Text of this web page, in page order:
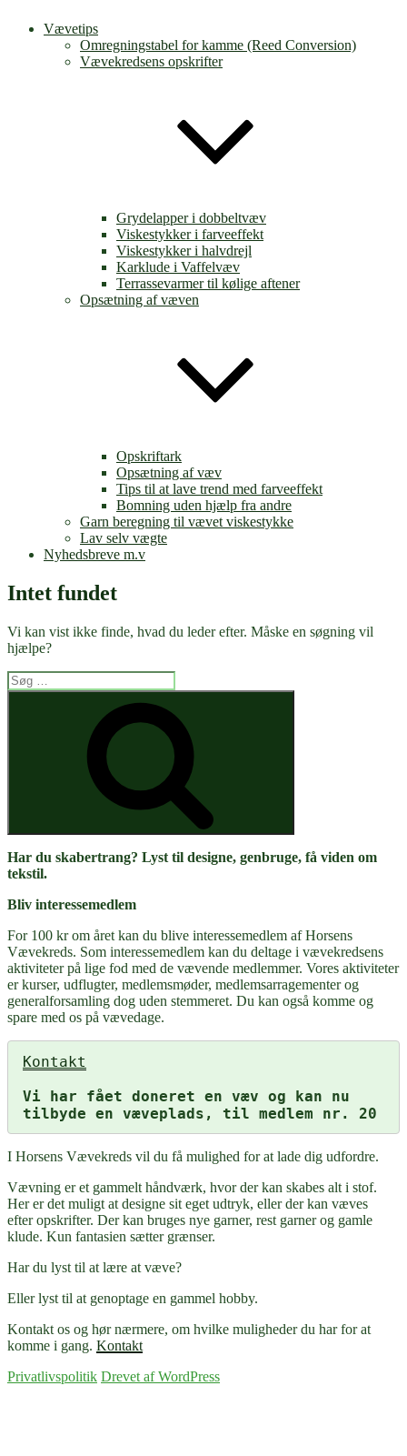
Vævetips
Omregningstabel for kamme (Reed Conversion)
Vævekredsens opskrifter
Grydelapper i dobbeltvæv
Viskestykker i farveeffekt
Viskestykker i halvdrejl
Karklude i Vaffelvæv
Terrassevarmer til kølige aftener
Opsætning af væven
Opskriftark
Opsætning af væv
Tips til at lave trend med farveeffekt
Bomning uden hjælp fra andre
Garn beregning til vævet viskestykke
Lav selv vægte
Nyhedsbreve m.v
Intet fundet
Vi kan vist ikke finde, hvad du leder efter. Måske en søgning vil
hjælpe?
Søg
efter:
Har du skabertrang? Lyst til designe, genbruge, få viden om
tekstil.
Bliv interessemedlem
For 100 kr om året kan du blive interessemedlem af Horsens
Vævekreds. Som interessemedlem kan du deltage i vævekredsens
aktiviteter på lige fod med de vævende medlemmer. Vores aktiviteter
er kurser, udflugter, medlemsmøder, medlemsarragementer og
generalforsamling dog uden stemmeret. Du kan også komme og
spare med os på vævedage.
Kontakt
Vi har fået doneret en væv og kan nu
tilbyde en væveplads, til medlem nr. 20
I Horsens Vævekreds vil du få mulighed for at lade dig udfordre.
Vævning er et gammelt håndværk, hvor der kan skabes alt i stof.
Her er det muligt at designe sit eget udtryk, eller der kan væves
efter opskrifter. Der kan bruges nye garner, rest garner og gamle
klude. Kun fantasien sætter grænser.
Har du lyst til at lære at væve?
Eller lyst til at genoptage en gammel hobby.
Kontakt os og hør nærmere, om hvilke muligheder du har for at
komme i gang. Kontakt
Privatlivspolitik Drevet af WordPress